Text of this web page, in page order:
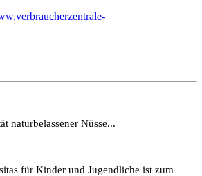
naturbelassener Nüsse...
für Kinder und Jugendliche ist zum